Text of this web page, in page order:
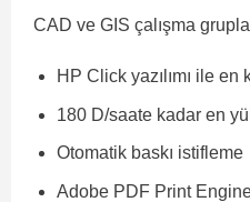
CAD ve GIS çalışma
HP Click yazılımı ile en
180 D/saate kadar en
Otomatik baskı istifleme
Adobe PDF Print